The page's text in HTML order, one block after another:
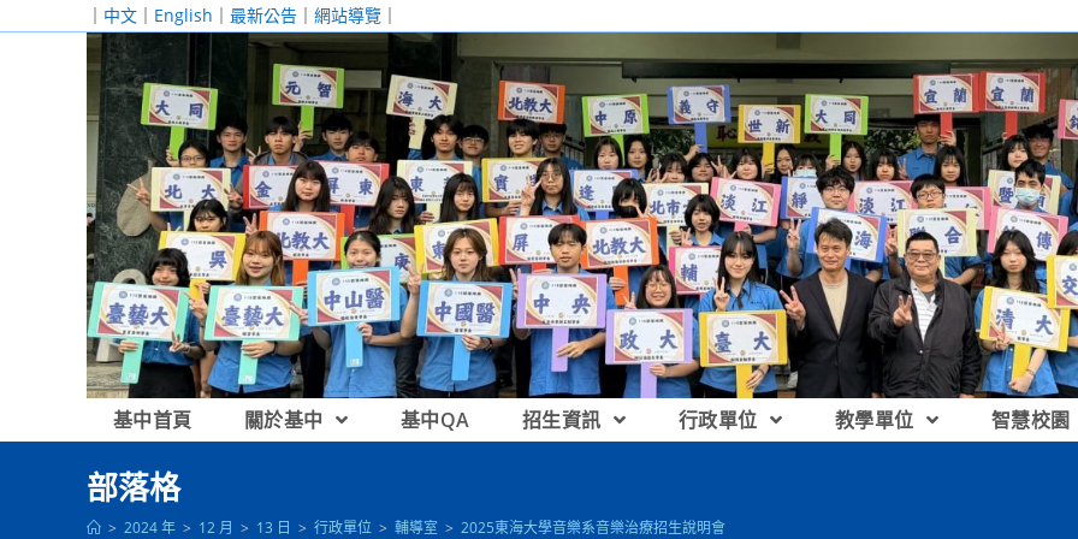
｜ 中文 ｜ English ｜ 最新公告 ｜ 網站導覽 ｜
基中首頁 關於基中 基中QA 招生資訊 行政單位 教學單位 智慧校園
部落格
> 2024 年 > 12 月 > 13 日 > 行政單位 > 輔導室 > 2025東海大學音樂系音樂治療招生說明會